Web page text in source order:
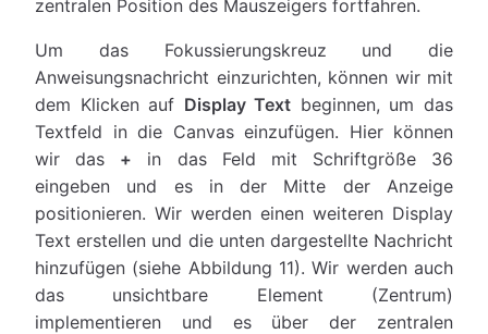
zentralen Position des Mauszeigers fortfahren.
Um das Fokussierungskreuz und die
Anweisungsnachricht einzurichten, können wir mit
dem Klicken auf Display Text beginnen, um das
Textfeld in die Canvas einzufügen. Hier können
wir das + in das Feld mit Schriftgröße 36
eingeben und es in der Mitte der Anzeige
positionieren. Wir werden einen weiteren Display
Text erstellen und die unten dargestellte Nachricht
hinzufügen (siehe Abbildung 11). Wir werden auch
das unsichtbare Element (Zentrum)
implementieren und es über der zentralen